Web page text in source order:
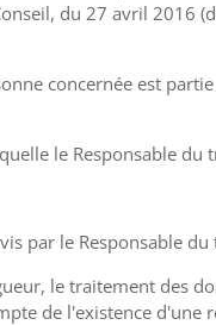
du 27 avril 2016
concernée est
le Responsable du
par le Responsable
le traitement des
de l'existence d'une